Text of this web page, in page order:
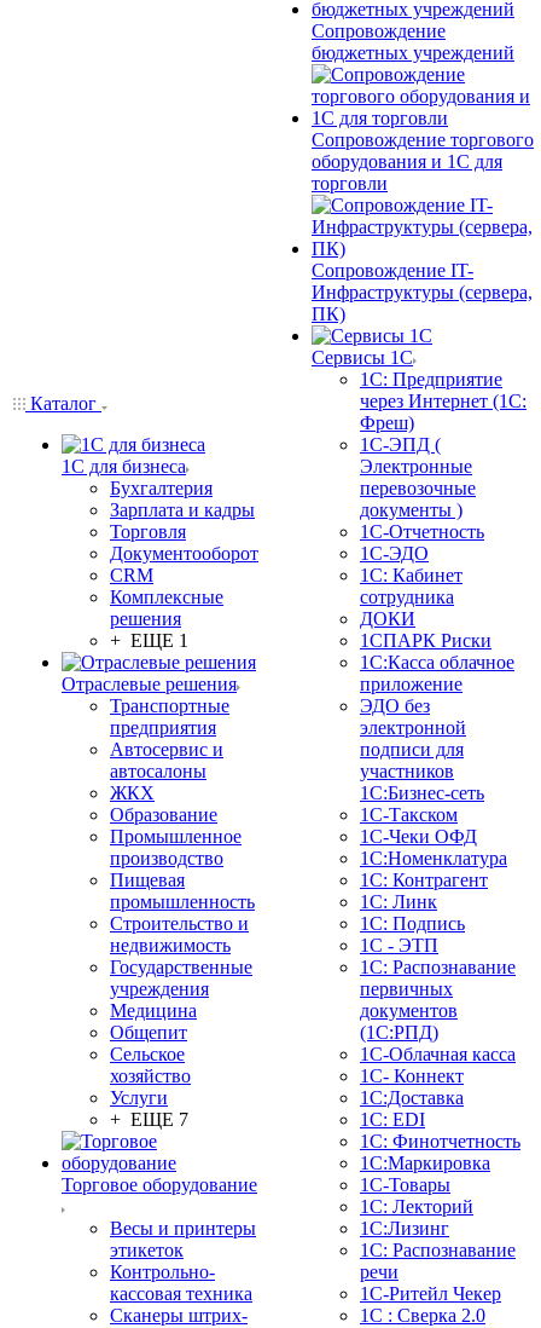
Каталог
1С для бизнеса
Бухгалтерия
Зарплата и кадры
Торговля
Документооборот
CRM
Комплексные
решения
+ ЕЩЕ 1
Отраслевые решения
Транспортные
предприятия
Автосервис и
автосалоны
ЖКХ
Образование
Промышленное
производство
Пищевая
промышленность
Строительство и
недвижимость
Государственные
учреждения
Медицина
Общепит
Сельское
хозяйство
Услуги
+ ЕЩЕ 7
Торговое оборудование
Весы и принтеры
этикеток
Контрольно-
кассовая техника
Сканеры штрих-
Сопровождение
бюджетных учреждений
Сопровождение торгового
оборудования и 1С для
торговли
Сопровождение IT-
Инфраструктуры (сервера,
ПК)
Сервисы 1С
1С: Предприятие
через Интернет (1С:
Фреш)
1С-ЭПД (
Электронные
перевозочные
документы )
1С-Отчетность
1С-ЭДО
1С: Кабинет
сотрудника
ДОКИ
1СПАРК Риски
1С:Касса облачное
приложение
ЭДО без
электронной
подписи для
участников
1С:Бизнес-сеть
1С-Такском
1С-Чеки ОФД
1С:Номенклатура
1С: Контрагент
1С: Линк
1С: Подпись
1С - ЭТП
1С: Распознавание
первичных
документов
(1С:РПД)
1С-Облачная касса
1С- Коннект
1С:Доставка
1С: EDI
1С: Финотчетность
1С:Маркировка
1С-Товары
1С: Лекторий
1С:Лизинг
1С: Распознавание
речи
1C-Ритейл Чекер
1С : Сверка 2.0